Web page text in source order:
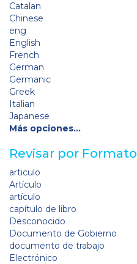
Catalan
Chinese
eng
English
French
German
Germanic
Greek
Italian
Japanese
Más opciones…
Revisar por Formato
articulo
Artículo
artículo
capítulo de libro
Desconocido
Documento de Gobierno
documento de trabajo
Electrónico